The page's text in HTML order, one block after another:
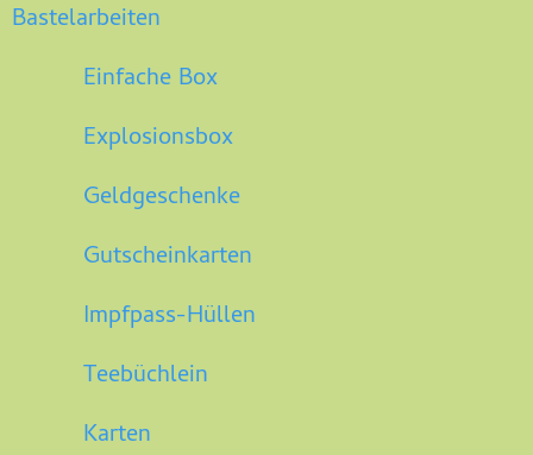
Bastelarbeiten
Einfache Box
Explosionsbox
Geldgeschenke
Gutscheinkarten
Impfpass-Hüllen
Teebüchlein
Karten